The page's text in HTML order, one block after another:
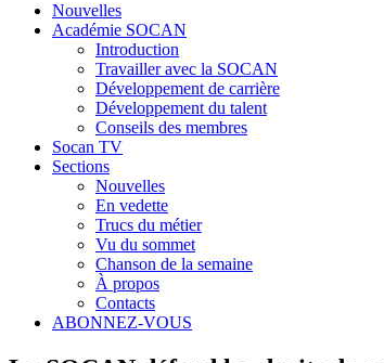
Nouvelles
Académie SOCAN
Introduction
Travailler avec la SOCAN
Développement de carrière
Développement du talent
Conseils des membres
Socan TV
Sections
Nouvelles
En vedette
Trucs du métier
Vu du sommet
Chanson de la semaine
À propos
Contacts
ABONNEZ-VOUS